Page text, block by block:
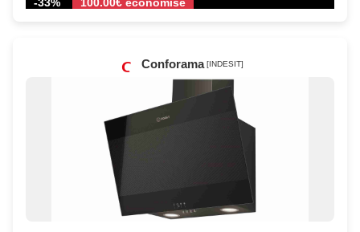
-33% 100.00€ économisé
Conforama [INDESIT]